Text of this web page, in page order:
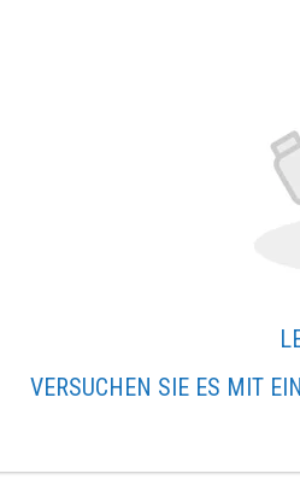
VERSUCHEN SIE ES MIT